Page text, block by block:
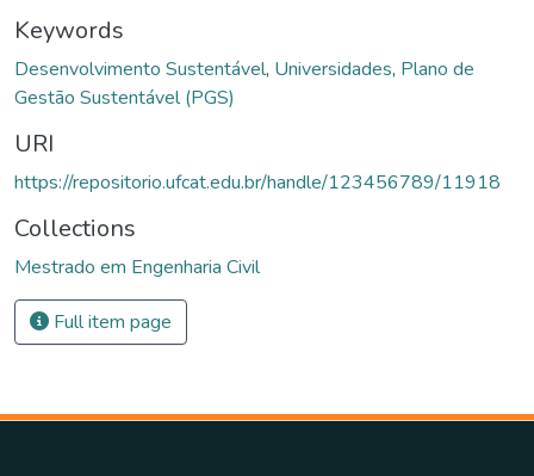
Keywords
Desenvolvimento Sustentável, Universidades, Plano de
Gestão Sustentável (PGS)
URI
https://repositorio.ufcat.edu.br/handle/123456789/11918
Collections
Mestrado em Engenharia Civil
Full item page